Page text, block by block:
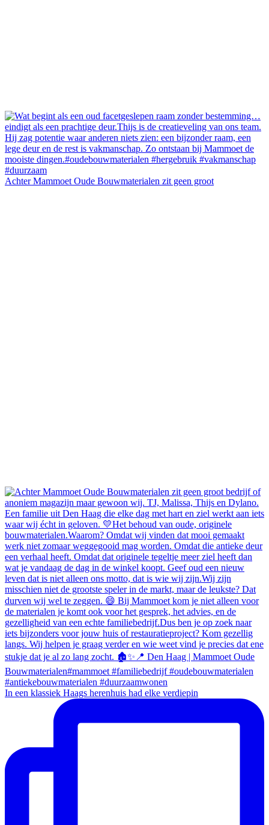
Achter Mammoet Oude Bouwmaterialen zit geen groot
In een klassiek Haags herenhuis had elke verdiepin